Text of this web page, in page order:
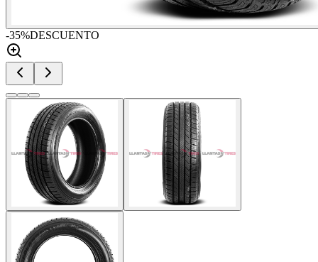
-35%DESCUENTO